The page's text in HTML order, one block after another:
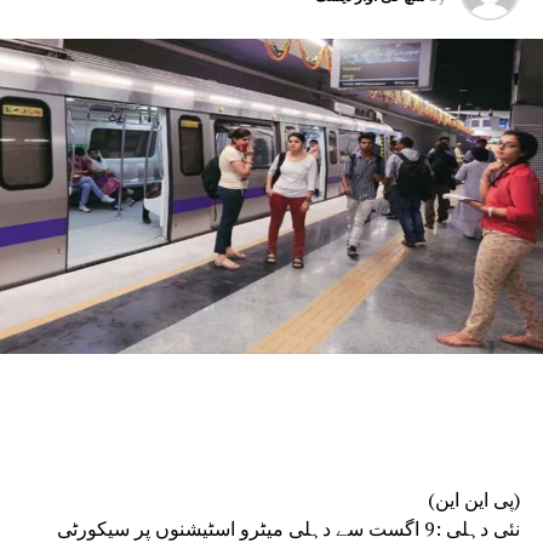
ہزار روپے ماہانہ اسٹائپنڈ پر مقرر کرنے کی پہل
کی گئی ہے۔انہوں نے بتایا کہ ایف ایس ایل کو جدید
ترین بنانے کے لیے ضروری مشینری، سائنسی آلات،
سائبر ورک اسٹیشن اور استعمال کی اشیاء کی
خریداری کی گئی ہے۔
دہلی پولیس کی چھ رینجز اور 15 اضلاع میں نئے فوجداری
قوانین کے مطابق جائے وقوعہ پر فوری سائنسی
امداد دستیاب کرانے کے لیے فارنسک ماہرین
تعینات کیے گئے ہیں۔ مختلف رینجز میں فارنسک
ٹیموں کے استعمال کے لیے چھ موبائل فارنسک وین
بھی خریدی اور فعال کی جا رہی ہیں۔مسٹر سود نے
کہا کہ زیرِ التوا مقدمات کو کم کرنے کے لیے ایف
انہوں نے کہا کہ سائنسی تحقیقات موثر فوجداری
(پی این این)
نئی دہلی :9 اگست سے دہلی میٹرو اسٹیشنوں پر سیکورٹی